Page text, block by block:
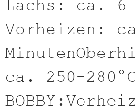
Lachs: ca. 6
Vorheizen:
ca. 250-